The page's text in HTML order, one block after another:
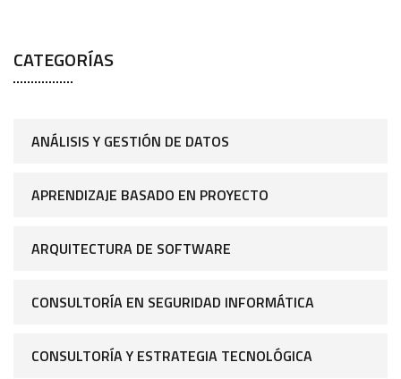
CATEGORÍAS
ANÁLISIS Y GESTIÓN DE DATOS
APRENDIZAJE BASADO EN PROYECTO
ARQUITECTURA DE SOFTWARE
CONSULTORÍA EN SEGURIDAD INFORMÁTICA
CONSULTORÍA Y ESTRATEGIA TECNOLÓGICA